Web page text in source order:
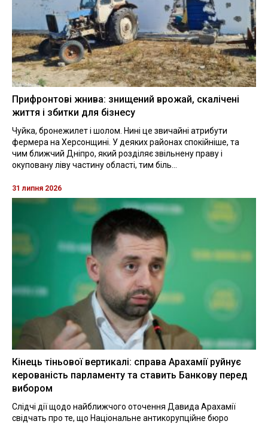
Прифронтові жнива: знищений врожай, скалічені
життя і збитки для бізнесу
Чуйка, бронежилет і шолом. Нині це звичайні атрибути
фермера на Херсонщині. У деяких районах спокійніше, та
чим ближчий Дніпро, який розділяє звільнену праву і
окуповану ліву частину області, тим біль...
31 липня 2026
Кінець тіньової вертикалі: справа Арахамії руйнує
керованість парламенту та ставить Банкову перед
вибором
Слідчі дії щодо найближчого оточення Давида Арахамії
свідчать про те, що Національне антикорупційне бюро